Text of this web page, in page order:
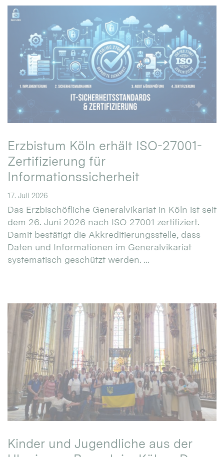
Erzbistum Köln erhält ISO-27001-
Zertifizierung für
Informationssicherheit
17. Juli 2026
Das Erzbischöfliche Generalvikariat in Köln ist seit
dem 26. Juni 2026 nach ISO 27001 zertifiziert.
Damit bestätigt die Akkreditierungsstelle, dass
Daten und Informationen im Generalvikariat
systematisch geschützt werden. ...
Kinder und Jugendliche aus der